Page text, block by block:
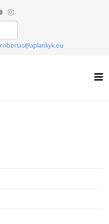
robertas@aplankyk.eu